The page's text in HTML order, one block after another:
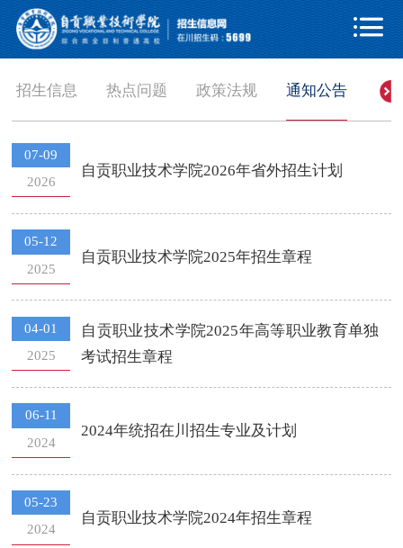

招生信息 热点问题 政策法规 通知公告
07-09
2026
自贡职业技术学院2026年省外招生计划
05-12
2025
自贡职业技术学院2025年招生章程
04-01
2025
自贡职业技术学院2025年高等职业教育单独
考试招生章程
06-11
2024
2024年统招在川招生专业及计划
05-23
2024
自贡职业技术学院2024年招生章程